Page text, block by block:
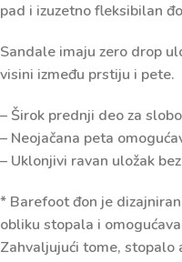
pad i izuzetno fleksibilan
Sandale imaju zero drop
visini između prstiju i pete.
– Širok prednji deo za
– Neojačana peta
– Uklonjivi ravan uložak
* Barefoot đon je
obliku stopala i
Zahvaljujući tome, stopalo